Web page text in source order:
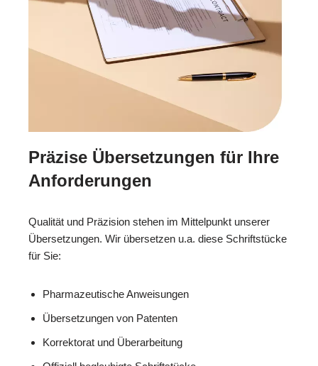
Präzise Übersetzungen für Ihre
Anforderungen
Qualität und Präzision stehen im Mittelpunkt unserer
Übersetzungen. Wir übersetzen u.a. diese Schriftstücke
für Sie:
Pharmazeutische Anweisungen
Übersetzungen von Patenten
Korrektorat und Überarbeitung